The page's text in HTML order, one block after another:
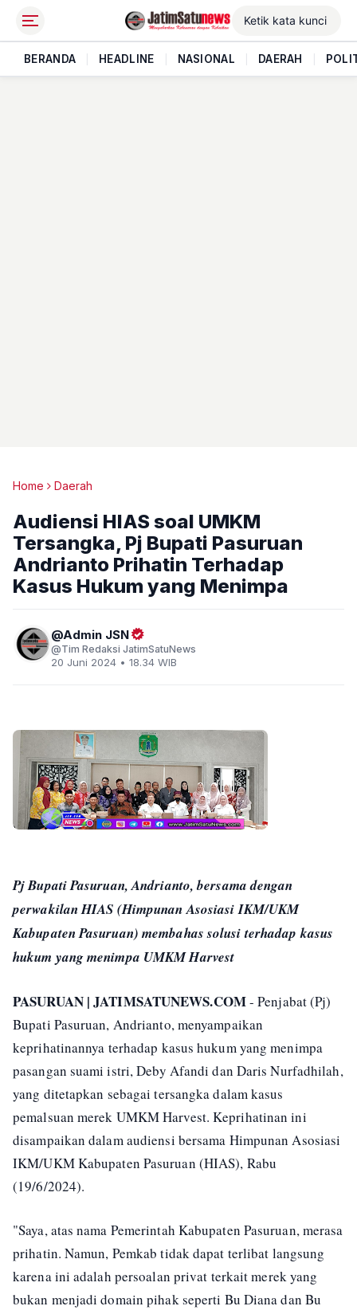
BERANDA HEADLINE NASIONAL DAERAH
Home Daerah
Audiensi HIAS soal UMKM
Tersangka, Pj Bupati Pasuruan
Andrianto Prihatin Terhadap
Kasus Hukum yang Menimpa
Admin JSN
Tim Redaksi JatimSatuNews
20 Juni 2024 • 18.34 WIB
Pj Bupati Pasuruan, Andrianto, bersama dengan
perwakilan HIAS (Himpunan Asosiasi IKM/UKM
Kabupaten Pasuruan) membahas solusi terhadap kasus
hukum yang menimpa UMKM Harvest
PASURUAN | JATIMSATUNEWS.COM- Penjabat (Pj)
Bupati Pasuruan, Andrianto, menyampaikan
keprihatinannya terhadap kasus hukum yang menimpa
pasangan suami istri, Deby Afandi dan Daris Nurfadhilah,
yang ditetapkan sebagai tersangka dalam kasus
pemalsuan merek UMKM Harvest. Keprihatinan ini
disampaikan dalam audiensi bersama Himpunan Asosiasi
IKM/UKM Kabupaten Pasuruan (HIAS), Rabu
(19/6/2024).
"Saya, atas nama Pemerintah Kabupaten Pasuruan, merasa
prihatin. Namun, Pemkab tidak dapat terlibat langsung
karena ini adalah persoalan privat terkait merek yang
bukan menjadi domain pihak seperti Bu Diana dan Bu